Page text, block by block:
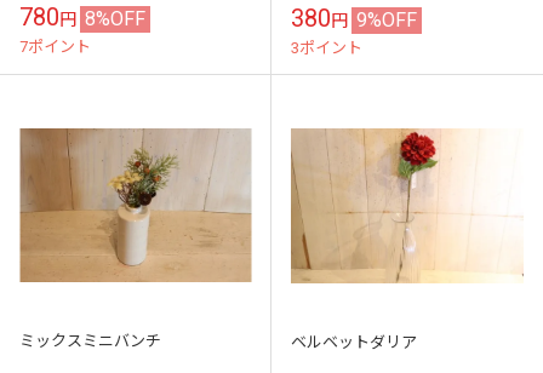
780円 8%OFF
7ポイント
380円 9%OFF
3ポイント
ミックスミニバンチ ベルベットダリア